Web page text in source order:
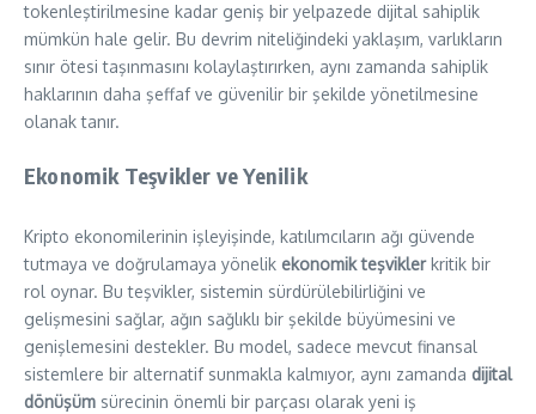
tokenleştirilmesine kadar geniş bir yelpazede dijital sahiplik
mümkün hale gelir. Bu devrim niteliğindeki yaklaşım, varlıkların
sınır ötesi taşınmasını kolaylaştırırken, aynı zamanda sahiplik
haklarının daha şeffaf ve güvenilir bir şekilde yönetilmesine
olanak tanır.
Ekonomik Teşvikler ve Yenilik
Kripto ekonomilerinin işleyişinde, katılımcıların ağı güvende
tutmaya ve doğrulamaya yönelik ekonomik teşviklerkritik bir
rol oynar. Bu teşvikler, sistemin sürdürülebilirliğini ve
gelişmesini sağlar, ağın sağlıklı bir şekilde büyümesini ve
genişlemesini destekler. Bu model, sadece mevcut finansal
sistemlere bir alternatif sunmakla kalmıyor, aynı zamanda dijital
dönüşüm sürecinin önemli bir parçası olarak yeni iş